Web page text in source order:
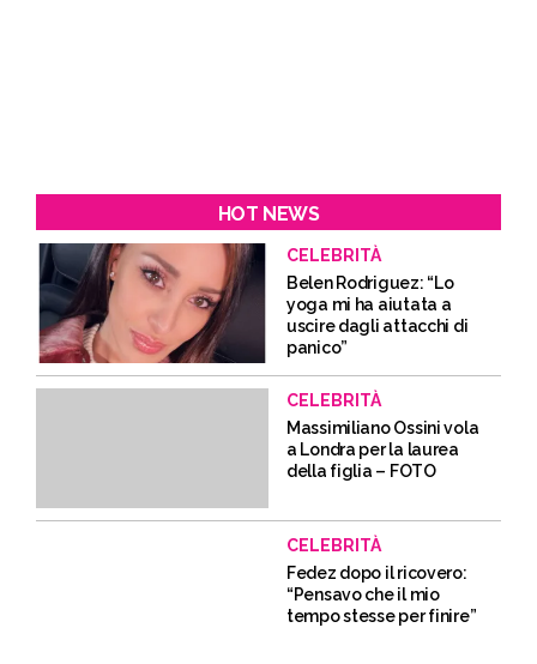
HOT NEWS
CELEBRITÀ
Belen Rodriguez: “Lo
yoga mi ha aiutata a
uscire dagli attacchi di
panico”
CELEBRITÀ
Massimiliano Ossini vola
a Londra per la laurea
della figlia – FOTO
CELEBRITÀ
Fedez dopo il ricovero:
“Pensavo che il mio
tempo stesse per finire”